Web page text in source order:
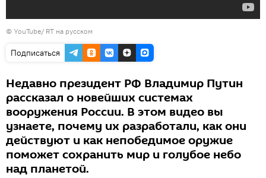
© YouTube/ RT на русском
Подписаться
Недавно президент РФ Владимир Путин
рассказал о новейших системах
вооружения России. В этом видео вы
узнаете, почему их разработали, как они
действуют и как непобедимое оружие
поможет сохранить мир и голубое небо
над планетой.